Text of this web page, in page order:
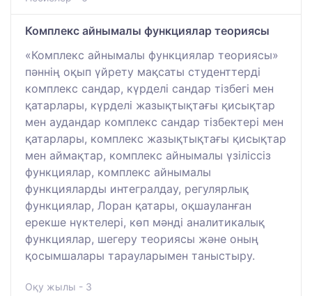
Комплекс айнымалы функциялар теориясы
«Комплекс айнымалы функциялар теориясы»
пәннің оқып үйрету мақсаты студенттерді
комплекс сандар, күрделі сандар тізбегі мен
қатарлары, күрделі жазықтықтағы қисықтар
мен аудандар комплекс сандар тізбектері мен
қатарлары, комплекс жазықтықтағы қисықтар
мен аймақтар, комплекс айнымалы үзіліссіз
функциялар, комплекс айнымалы
функцияларды интегралдау, регулярлық
функциялар, Лоран қатары, оқшауланған
ерекше нүктелері, көп мәнді аналитикалық
функциялар, шегеру теориясы және оның
қосымшалары тарауларымен таныстыру.
Оқу жылы - 3